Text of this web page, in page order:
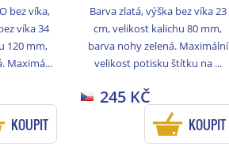
bez víka,
víka 34
120 mm,
Maximá...
KOUPIT
Barva zlatá, výška bez víka 23
cm, velikost kalichu 80 mm,
barva nohy zelená. Maximální
velikost potisku štítku na ...
245 KČ
KOUPIT